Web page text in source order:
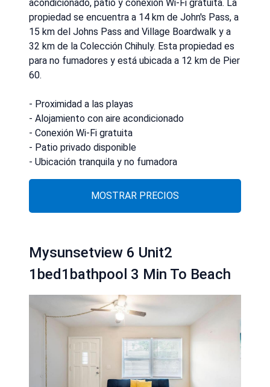
acondicionado, patio y conexión Wi-Fi gratuita. La
propiedad se encuentra a 14 km de John's Pass, a
15 km del Johns Pass and Village Boardwalk y a
32 km de la Colección Chihuly. Esta propiedad es
para no fumadores y está ubicada a 12 km de Pier
60.
- Proximidad a las playas
- Alojamiento con aire acondicionado
- Conexión Wi-Fi gratuita
- Patio privado disponible
- Ubicación tranquila y no fumadora
MOSTRAR PRECIOS
Mysunsetview 6 Unit2
1bed1bathpool 3 Min To Beach